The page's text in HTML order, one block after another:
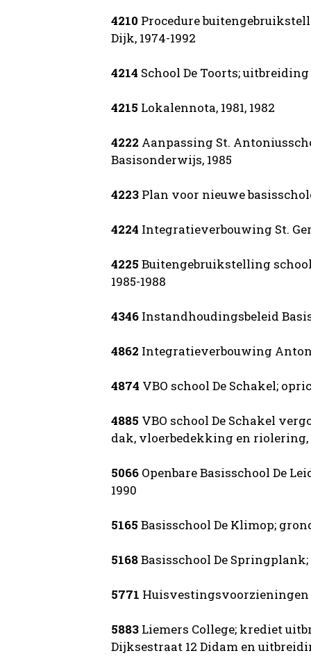
4210 Procedure
Dijk, 1974-1992
4214 School De Toorts;
4215 Lokalennota, 1981, 1982
4222 Aanpassing St.
Basisonderwijs, 1985
4223 Plan voor nieuwe
4224 Integratieverbouwing St.
4225 Buitengebruikstelling
1985-1988
4346 Instandhoudingsbeleid
4862 Integratieverbouwing
4874 VBO school De Schakel;
4885 VBO school De Schakel
dak, vloerbedekking en riolering,
5066 Openbare Basisschool De
1990
5165 Basisschool De Klimop;
5168Basisschool De Springplank;
5771 Huisvestingsvoorzieningen
5883 Liemers College; krediet
Dijksestraat 12 Didam en